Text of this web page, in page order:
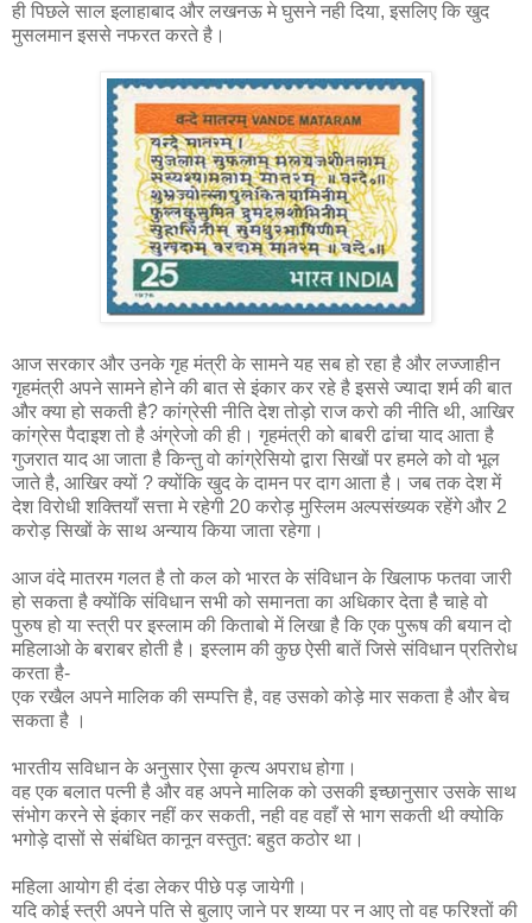
ही पिछले साल इलाहाबाद और लखनऊ मे घुसने नही दिया, इसलिए कि खुद
मुसलमान इससे नफरत करते है।
आज सरकार और उनके गृह मंत्री के सामने यह सब हो रहा है और लज्जाहीन
गृहमंत्री अपने सामने होने की बात से इंकार कर रहे है इससे ज्यादा शर्म की बात
और क्‍या हो सकती है? कांग्रेसी नीति देश तोड़ो राज करो की नीति थी, आखिर
कांग्रेस पैदाइश तो है अंग्रेजो की ही। गृहमंत्री को बाबरी ढांचा याद आता है
गुजरात याद आ जाता है किन्तु वो कांग्रेसियो द्वारा सिखों पर हमले को वो भूल
जाते है, आखिर क्यों ? क्योंकि खुद के दामन पर दाग आता है। जब तक देश में
देश विरोधी शक्तियाँ सत्ता मे रहेगी 20 करोड़ मुस्लिम अल्पसंख्यक रहेंगे और 2
करोड़ सिखों के साथ अन्याय किया जाता रहेगा।
आज वंदे मातरम गलत है तो कल को भारत के संविधान के खिलाफ फतवा जारी
हो सकता है क्योंकि संविधान सभी को समानता का अधिकार देता है चाहे वो
पुरुष हो या स्त्री पर इस्लाम की किताबो में लिखा है कि एक पुरूष की बयान दो
महिलाओ के बराबर होती है। इस्लाम की कुछ ऐसी बातें जिसे संविधान प्रतिरोध
करता है-
एक रखैल अपने मालिक की सम्पत्ति है, वह उसको कोड़े मार सकता है और बेच
सकता है ।
भारतीय सविधान के अनुसार ऐसा कृत्‍य अपराध होगा।
वह एक बलात पत्नी है और वह अपने मालिक को उसकी इच्छानुसार उसके साथ
संभोग करने से इंकार नहीं कर सकती, नही वह वहाँ से भाग सकती थी क्योकि
भगोड़े दासों से संबंधित कानून वस्तुत: बहुत कठोर था।
महिला आयोग ही दंडा लेकर पीछे पड़ जायेगी।
यदि कोई स्त्री अपने पति से बुलाए जाने पर शय्या पर न आए तो वह फरिश्तों की